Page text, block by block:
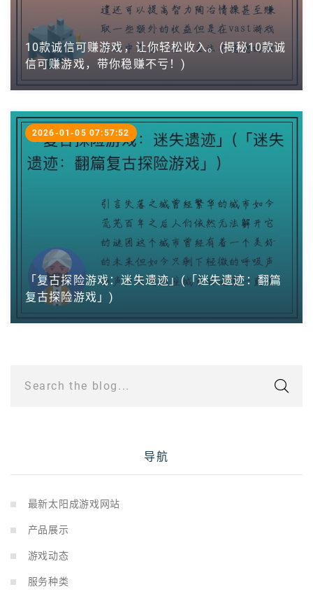
10款诚信可赚游戏，让你轻松收入。(揭秘10款诚
信可赚游戏，带你稳赚不亏！)
「复古探险游戏：迷失遗迹」(「迷失遗迹：翻篇
复古探险游戏」)
2026-01-05 07:57:52
Search the blog...
导航
最新太阳成游戏网站
产品展示
游戏动态
服务种类